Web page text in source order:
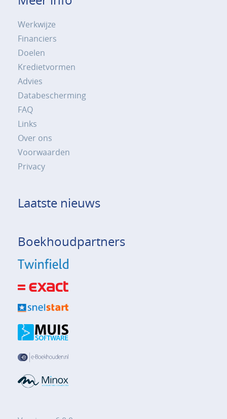
Werkwijze
Financiers
Doelen
Kredietvormen
Advies
Databescherming
FAQ
Links
Over ons
Voorwaarden
Privacy
Laatste nieuws
Boekhoudpartners